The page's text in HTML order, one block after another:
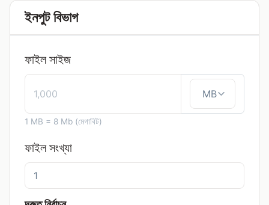
ইনপুট বিভাগ
ফাইল সাইজ
1 MB = 8 Mb (মেগাবিট)
ফাইল সংখ্যা